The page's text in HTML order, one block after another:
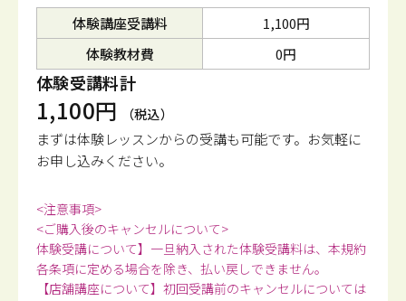
体験講座受講料
1,100円
体験教材費
0円
体験受講料計
1,100円 （税込）
まずは体験レッスンからの受講も可能です。 お気軽に
お申し込みください。
<注意事項>
<ご購入後のキャンセルについて>
体験受講について】一旦納入された体験受講料は、本規約
各条項に定める場合を除き、払い戻しできません。
【店舗講座について】初回受講前のキャンセルについては